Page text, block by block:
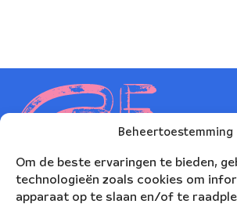
Beheertoestemming
Om de beste ervaringen te bieden,
technologieën zoals cookies om
apparaat op te slaan en/of te